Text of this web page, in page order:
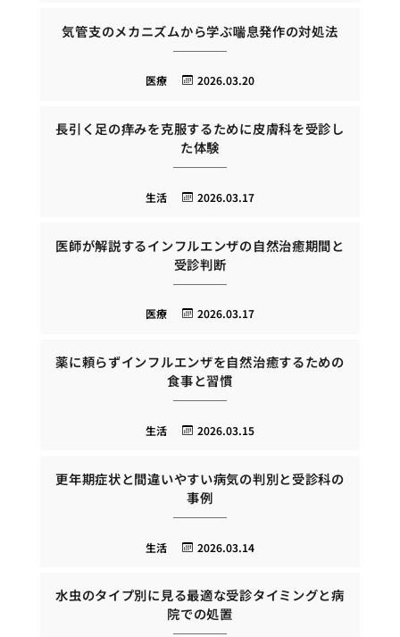
気管支のメカニズムから学ぶ喘息発作の対処法
2026.03.20
医療
長引く足の痒みを克服するために皮膚科を受診し
た体験
2026.03.17
生活
医師が解説するインフルエンザの自然治癒期間と
受診判断
2026.03.17
医療
薬に頼らずインフルエンザを自然治癒するための
食事と習慣
2026.03.15
生活
更年期症状と間違いやすい病気の判別と受診科の
事例
2026.03.14
生活
水虫のタイプ別に見る最適な受診タイミングと病
院での処置